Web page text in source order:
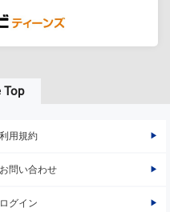
Top
利用規約
お問い合わせ
ログイン